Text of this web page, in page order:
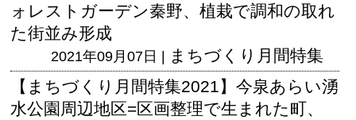
ォレストガーデン秦野、植栽で調和の取れ
た街並み形成
2021年09月07日 | まちづくり月間特集
【まちづくり月間特集2021】今泉あらい湧
水公園周辺地区=区画整理で生まれた町、